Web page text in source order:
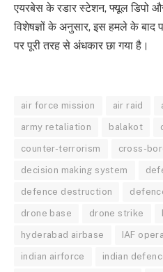
एयरबेस के रडार स्टेशन, फ्यूल डिपो
विशेषज्ञों के अनुसार, इस हमले के बाद
पर पूरी तरह से अंधकार छा गया है।
air force mission air raid
army retaliation balakot
counter-terrorism cross-
decision making system
defence destruction
drone base drone strike
hyderabad airbase IAF
indian airforce indian